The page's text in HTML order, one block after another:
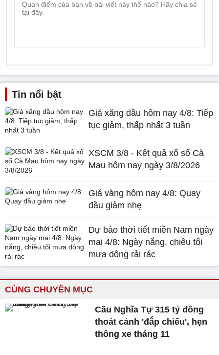
Tin nổi bật
Giá xăng dầu hôm nay 4/8: Tiếp
tục giảm, thấp nhất 3 tuần
XSCM 3/8 - Kết quả xổ số Cà
Mau hôm nay ngày 3/8/2026
Giá vàng hôm nay 4/8: Quay
đầu giảm nhẹ
Dự báo thời tiết miền Nam ngày
mai 4/8: Ngày nắng, chiều tối
mưa dông rải rác
CÙNG CHUYÊN MỤC
Cầu Nghĩa Tự 315 tỷ đồng
thoát cảnh 'đắp chiếu', hẹn
thông xe tháng 11